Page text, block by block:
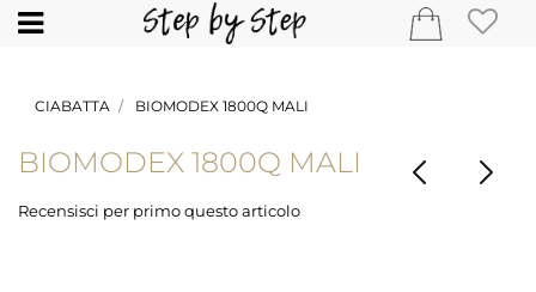
Open
CIABATTA BIOMODEX 1800Q MALI
BIOMODEX 1800Q MALI
Recensisci per primo questo articolo